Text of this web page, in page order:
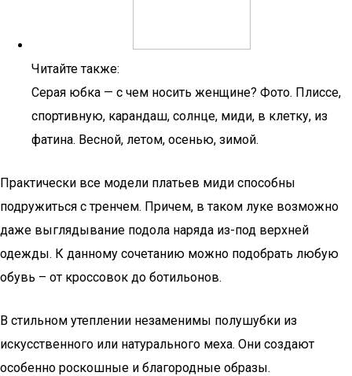
Читайте также:
Серая юбка — с чем носить женщине? Фото. Плиссе,
спортивную, карандаш, солнце, миди, в клетку, из
фатина. Весной, летом, осенью, зимой.
Практически все модели платьев миди способны
подружиться с тренчем. Причем, в таком луке возможно
даже выглядывание подола наряда из-под верхней
одежды. К данному сочетанию можно подобрать любую
обувь – от кроссовок до ботильонов.
В стильном утеплении незаменимы полушубки из
искусственного или натурального меха. Они создают
особенно роскошные и благородные образы.